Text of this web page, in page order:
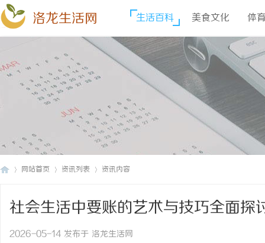
洛龙生活网 生活百科 美食文化 体
网站首页 资讯列表 资讯内容
社会生活中要账的艺术与技巧全面探
2026-05-14 发布于 洛龙生活网